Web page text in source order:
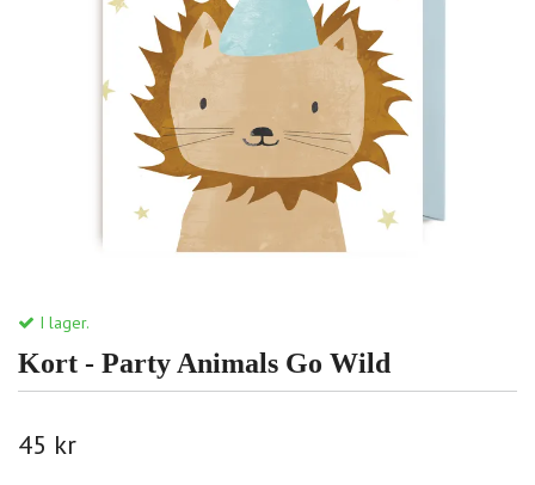
I lager.
Kort - Party Animals Go Wild
45 kr